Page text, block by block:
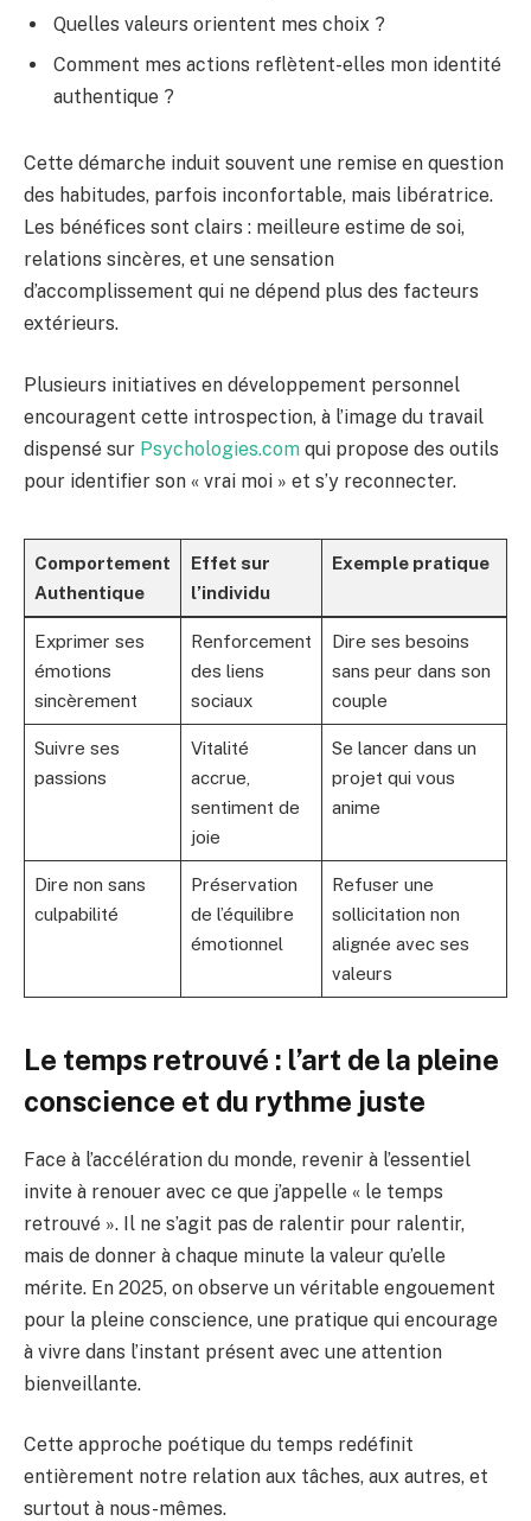
Quelles valeurs orientent mes choix ?
Comment mes actions reflètent-elles mon identité
authentique ?
Cette démarche induit souvent une remise en question
des habitudes, parfois inconfortable, mais libératrice.
Les bénéfices sont clairs : meilleure estime de soi,
relations sincères, et une sensation
d’accomplissement qui ne dépend plus des facteurs
extérieurs.
Plusieurs initiatives en développement personnel
encouragent cette introspection, à l’image du travail
dispensé sur Psychologies.com qui propose des outils
pour identifier son « vrai moi » et s’y reconnecter.
Comportement
Authentique
Effet sur
l’individu
Exemple pratique
Exprimer ses
émotions
sincèrement
Renforcement
des liens
sociaux
Dire ses besoins
sans peur dans son
couple
Suivre ses
passions
Vitalité
accrue,
sentiment de
joie
Se lancer dans un
projet qui vous
anime
Dire non sans
culpabilité
Préservation
de l’équilibre
émotionnel
Refuser une
sollicitation non
alignée avec ses
valeurs
Le temps retrouvé : l’art de la pleine
conscience et du rythme juste
Face à l’accélération du monde, revenir à l’essentiel
invite à renouer avec ce que j’appelle « le temps
retrouvé ». Il ne s’agit pas de ralentir pour ralentir,
mais de donner à chaque minute la valeur qu’elle
mérite. En 2025, on observe un véritable engouement
pour la pleine conscience, une pratique qui encourage
à vivre dans l’instant présent avec une attention
bienveillante.
Cette approche poétique du temps redéfinit
entièrement notre relation aux tâches, aux autres, et
surtout à nous-mêmes.